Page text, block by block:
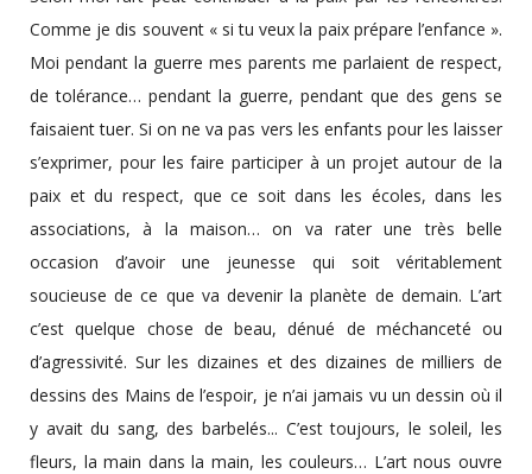
Comme je dis souvent « si tu veux la paix prépare l’enfance ».
Moi pendant la guerre mes parents me parlaient de respect,
de tolérance… pendant la guerre, pendant que des gens se
faisaient tuer. Si on ne va pas vers les enfants pour les laisser
s’exprimer, pour les faire participer à un projet autour de la
paix et du respect, que ce soit dans les écoles, dans les
associations, à la maison… on va rater une très belle
occasion d’avoir une jeunesse qui soit véritablement
soucieuse de ce que va devenir la planète de demain. L’art
c’est quelque chose de beau, dénué de méchanceté ou
d’agressivité. Sur les dizaines et des dizaines de milliers de
dessins des Mains de l’espoir, je n’ai jamais vu un dessin où il
y avait du sang, des barbelés... C’est toujours, le soleil, les
fleurs, la main dans la main, les couleurs… L’art nous ouvre